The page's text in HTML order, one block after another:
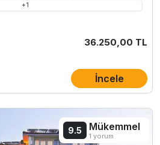
+1
36.250,00 TL
İncele
9.5 Mükemmel
1 yorum